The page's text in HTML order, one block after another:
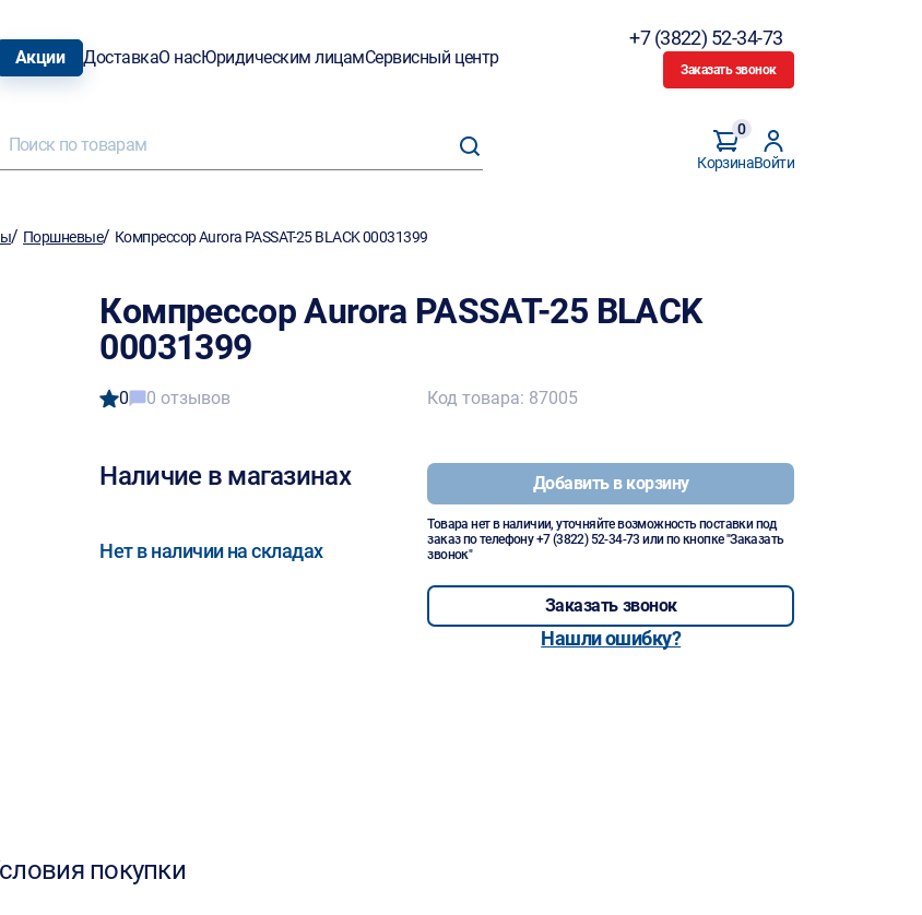
Акции ДоставкаО насЮридическим лицамСервисный центр
+7 (3822) 52-34-73
Заказать звонок
Корзина
0
Войти
/ Поршневые/ Компрессор Aurora PASSAT-25 BLACK 00031399
Компрессор Aurora PASSAT-25 BLACK
00031399
0 0 отзывов
Наличие в магазинах
Нет в наличии на складах
Код товара: 87005
Добавить в корзину
Товара нет в наличии, уточняйте возможность поставки под
заказ по телефону+7 (3822) 52-34-73 или по кнопке "Заказать
звонок"
Заказать звонок
Нашли ошибку?
покупки